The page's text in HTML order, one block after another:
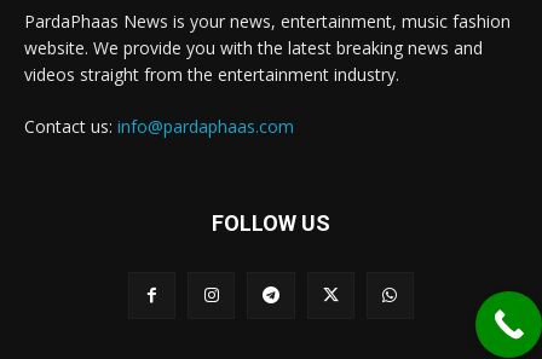
PardaPhaas News is your news, entertainment, music fashion
website. We provide you with the latest breaking news and
videos straight from the entertainment industry.
Contact us: info@pardaphaas.com
FOLLOW US